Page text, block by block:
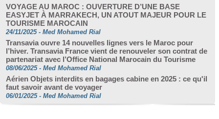
VOYAGE AU MAROC : OUVERTURE D’UNE BASE
EASYJET À MARRAKECH, UN ATOUT MAJEUR POUR LE
TOURISME MAROCAIN
24/11/2025 - Med Mohamed Rial
Transavia ouvre 14 nouvelles lignes vers le Maroc pour
l’hiver. Transavia France vient de renouveler son contrat de
partenariat avec l’Office National Marocain du Tourisme
08/06/2025 - Med Mohamed Rial
Aérien Objets interdits en bagages cabine en 2025 : ce qu'il
faut savoir avant de voyager
06/01/2025 - Med Mohamed Rial